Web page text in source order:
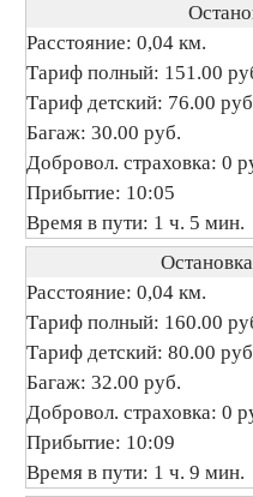
Расстояние: 0,04 км.
Тариф полный: 151.00
Тариф детский: 76.00
Багаж: 30.00 руб.
Добровол. страховка: 0
Прибытие: 10:05
Время в пути: 1 ч. 5 мин.
Остановка
Расстояние: 0,04 км.
Тариф полный: 160.00
Тариф детский: 80.00
Багаж: 32.00 руб.
Добровол. страховка: 0
Прибытие: 10:09
Время в пути: 1 ч. 9 мин.